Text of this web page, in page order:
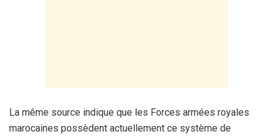
La même source indique que les Forces armées royales
marocaines possèdent actuellement ce système de